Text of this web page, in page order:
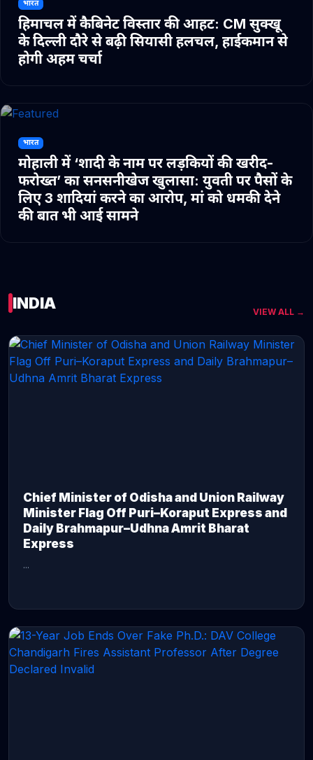
भारत
हिमाचल में कैबिनेट विस्तार की आहट: CM सुक्खू
के दिल्ली दौरे से बढ़ी सियासी हलचल, हाईकमान से
होगी अहम चर्चा
भारत
मोहाली में ‘शादी के नाम पर लड़कियों की खरीद-
फरोख्त’ का सनसनीखेज खुलासा: युवती पर पैसों के
लिए 3 शादियां करने का आरोप, मां को धमकी देने
की बात भी आई सामने
INDIA VIEW ALL →
Chief Minister of Odisha and Union Railway
Minister Flag Off Puri–Koraput Express and
Daily Brahmapur–Udhna Amrit Bharat
Express
...